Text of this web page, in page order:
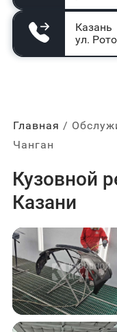
Казань
ул.
Главная
Чанган
Кузовной
Казани